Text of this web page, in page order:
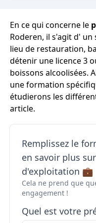
En ce qui concerne le
Roderen, il s'agit d'
lieu de restauration,
détenir une licence 3
boissons alcoolisées.
une formation
étudierons les
article.
Remplissez le
en savoir plus
d'exploitation 💼
Cela ne prend que
engagement !
Quel est votre